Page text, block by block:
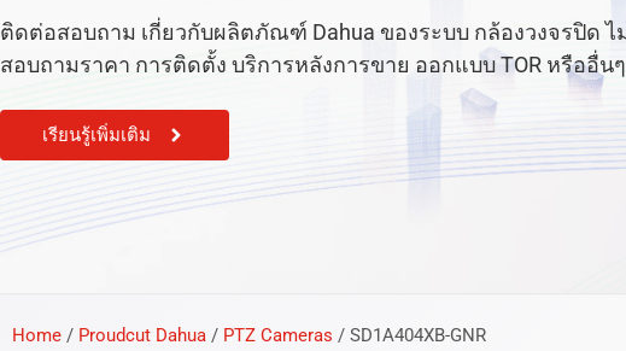
ติดต่อสอบถาม เกี่ยวกับผลิตภัณฑ์ Dahua ของระบบ กล้องวงจรปิด ไ
สอบถามราคา การติดตั้ง บริการหลังการขาย ออกแบบ TOR หรืออื่น
เรียนรู้เพิ่มเติม
Home / Proudcut Dahua / PTZ Cameras / SD1A404XB-GNR